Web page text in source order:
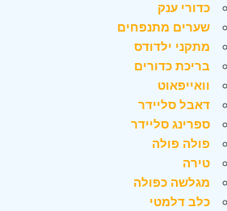
כדורי ענק
שערים מתנפחים
מתקני ילדודס
בריכת כדורים
וואייפאוט
דאבל סליידר
ספרינג סליידר
פולה פולה
טירה
מגלשה כפולה
כלב דלמטי